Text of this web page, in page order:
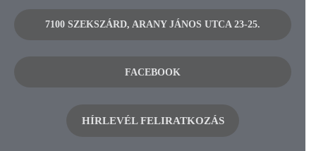
7100 SZEKSZÁRD, ARANY JÁNOS UTCA 23-25.
FACEBOOK
HÍRLEVÉL FELIRATKOZÁS